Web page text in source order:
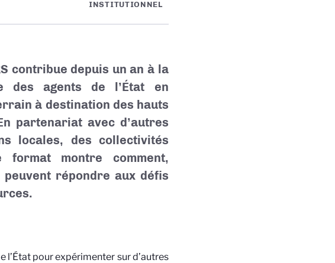
INSTITUTIONNEL
contribue depuis un an à la
des agents de l’État en
à destination des hauts
partenariat avec d’autres
locales, des collectivités
montre comment,
répondre aux défis
pour expérimenter sur d’autres